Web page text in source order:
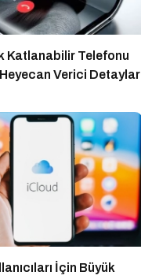
Katlanabilir Telefonu
Verici Detaylar
İçin Büyük